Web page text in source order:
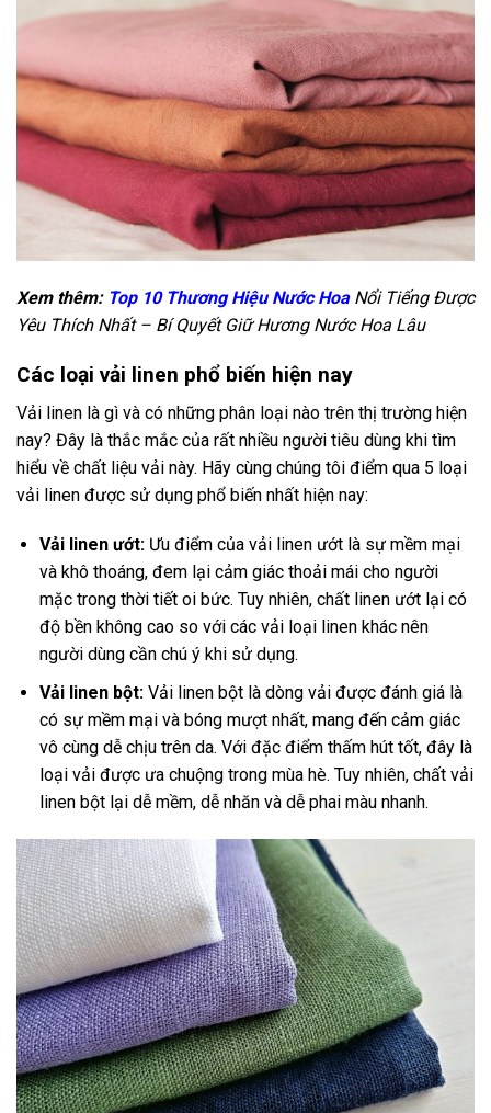
Xem thêm: Top 10 Thương Hiệu Nước Hoa Nổi Tiếng Được
Yêu Thích Nhất – Bí Quyết Giữ Hương Nước Hoa Lâu
Các loại vải linen phổ biến hiện nay
Vải linen là gì và có những phân loại nào trên thị trường hiện
nay? Đây là thắc mắc của rất nhiều người tiêu dùng khi tìm
hiểu về chất liệu vải này. Hãy cùng chúng tôi điểm qua 5 loại
vải linen được sử dụng phổ biến nhất hiện nay:
Vải linen ướt:Ưu điểm của vải linen ướt là sự mềm mại
và khô thoáng, đem lại cảm giác thoải mái cho người
mặc trong thời tiết oi bức. Tuy nhiên, chất linen ướt lại có
độ bền không cao so với các vải loại linen khác nên
người dùng cần chú ý khi sử dụng.
Vải linen bột:Vải linen bột là dòng vải được đánh giá là
có sự mềm mại và bóng mượt nhất, mang đến cảm giác
vô cùng dễ chịu trên da. Với đặc điểm thấm hút tốt, đây là
loại vải được ưa chuộng trong mùa hè. Tuy nhiên, chất vải
linen bột lại dễ mềm, dễ nhăn và dễ phai màu nhanh.